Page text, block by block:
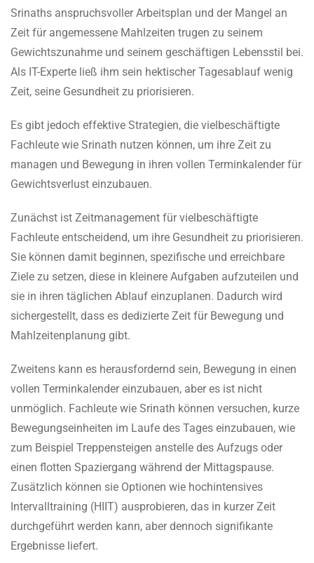
Srinaths anspruchsvoller Arbeitsplan und der Mangel an
Zeit für angemessene Mahlzeiten trugen zu seinem
Gewichtszunahme und seinem geschäftigen Lebensstil bei.
Als IT-Experte ließ ihm sein hektischer Tagesablauf wenig
Zeit, seine Gesundheit zu priorisieren.
Es gibt jedoch effektive Strategien, die vielbeschäftigte
Fachleute wie Srinath nutzen können, um ihre Zeit zu
managen und Bewegung in ihren vollen Terminkalender für
Gewichtsverlust einzubauen.
Zunächst ist Zeitmanagement für vielbeschäftigte
Fachleute entscheidend, um ihre Gesundheit zu priorisieren.
Sie können damit beginnen, spezifische und erreichbare
Ziele zu setzen, diese in kleinere Aufgaben aufzuteilen und
sie in ihren täglichen Ablauf einzuplanen. Dadurch wird
sichergestellt, dass es dedizierte Zeit für Bewegung und
Mahlzeitenplanung gibt.
Zweitens kann es herausfordernd sein, Bewegung in einen
vollen Terminkalender einzubauen, aber es ist nicht
unmöglich. Fachleute wie Srinath können versuchen, kurze
Bewegungseinheiten im Laufe des Tages einzubauen, wie
zum Beispiel Treppensteigen anstelle des Aufzugs oder
einen flotten Spaziergang während der Mittagspause.
Zusätzlich können sie Optionen wie hochintensives
Intervalltraining (HIIT) ausprobieren, das in kurzer Zeit
durchgeführt werden kann, aber dennoch signifikante
Ergebnisse liefert.